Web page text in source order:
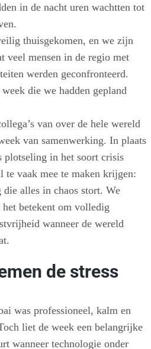
in de nacht uren wachtten tot
thuisgekomen, en we zijn
veel mensen in de regio met
werden geconfronteerd.
die we hadden gepland
van over de hele wereld
van samenwerking. In plaats
plotseling in het soort crisis
te vaak mee te maken krijgen:
alles in chaos stort. We
betekent om volledig
wanneer de wereld
de stress
was professioneel, kalm en
liet de week een belangrijke
wanneer technologie onder